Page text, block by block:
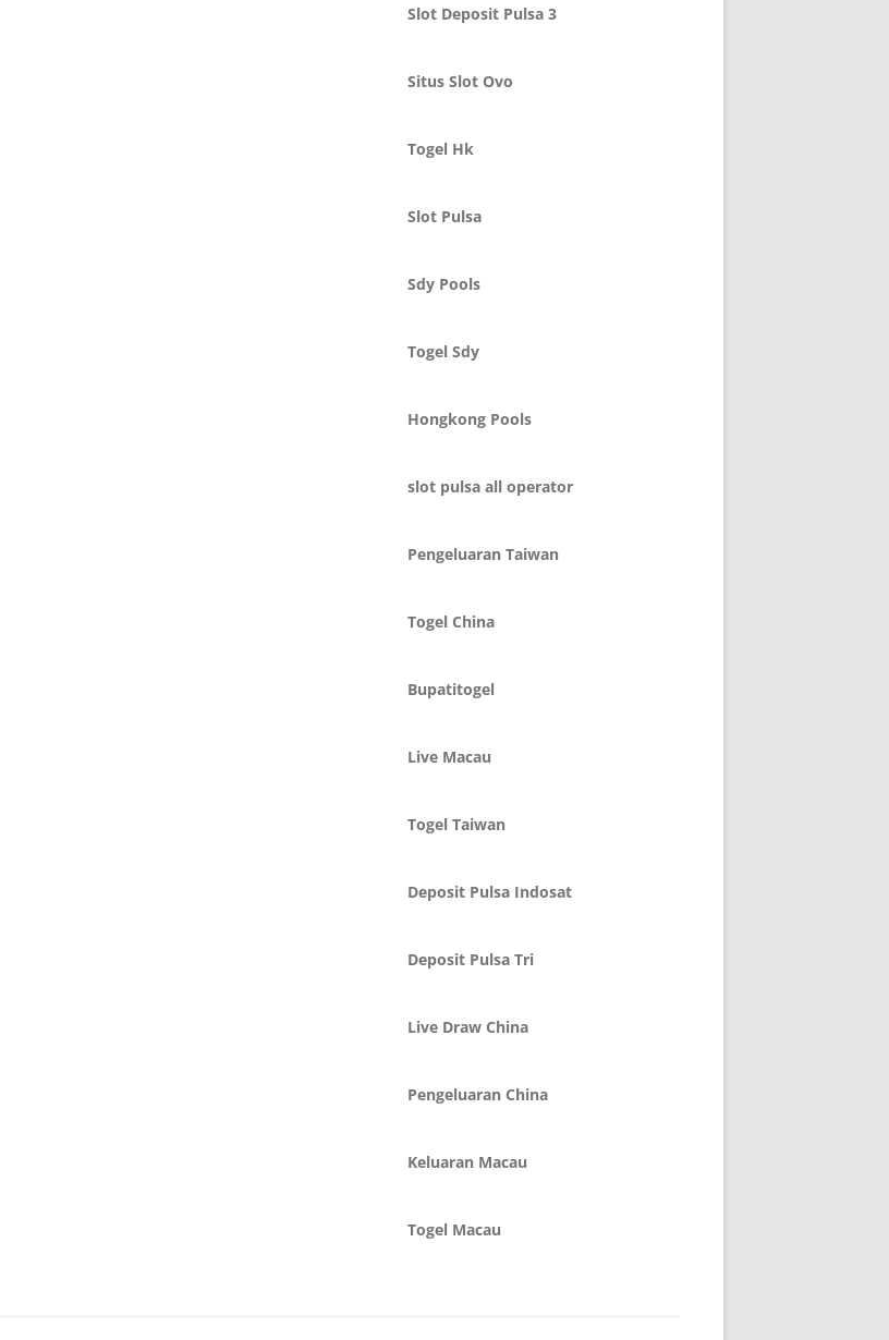
Slot Deposit Pulsa 3
Situs Slot Ovo
Togel Hk
Slot Pulsa
Sdy Pools
Togel Sdy
Hongkong Pools
slot pulsa all operator
Pengeluaran Taiwan
Togel China
Bupatitogel
Live Macau
Togel Taiwan
Deposit Pulsa Indosat
Deposit Pulsa Tri
Live Draw China
Pengeluaran China
Keluaran Macau
Togel Macau